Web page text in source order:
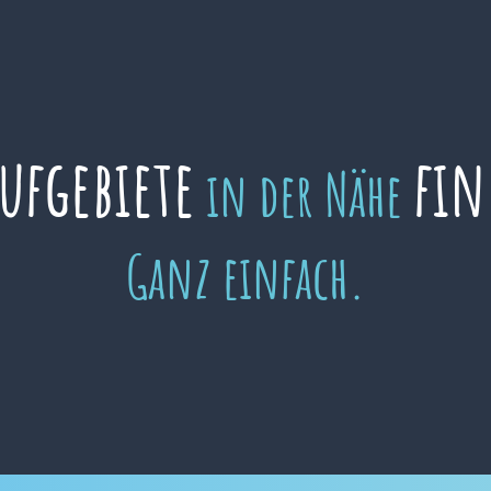
in der Nähe
Ganz einfach.